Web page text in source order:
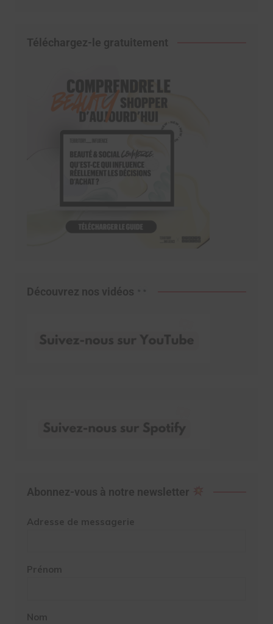
Téléchargez-le gratuitement
Découvrez nos vidéos
Abonnez-vous à notre newsletter
Adresse de messagerie
Prénom
Nom